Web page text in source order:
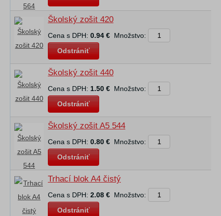
Školský zošit 420
Cena s DPH: 0.94 € Množstvo:
Odstrániť
Školský zošit 440
Cena s DPH: 1.50 € Množstvo:
Odstrániť
Školský zošit A5 544
Cena s DPH: 0.80 € Množstvo:
Odstrániť
Trhací blok A4 čistý
Cena s DPH: 2.08 € Množstvo:
Odstrániť